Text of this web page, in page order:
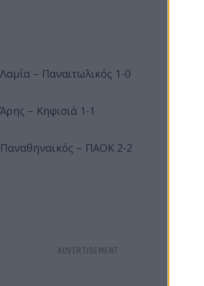
Λαμία – Παναιτωλικός 1-0
Άρης – Κηφισιά 1-1
Παναθηναϊκός – ΠΑΟΚ 2-2